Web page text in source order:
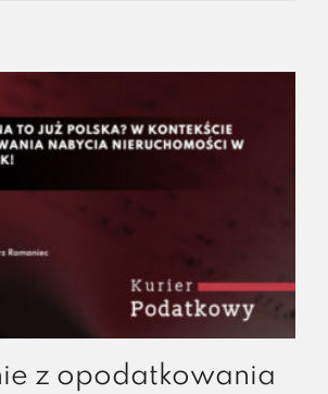
z opodatkowania